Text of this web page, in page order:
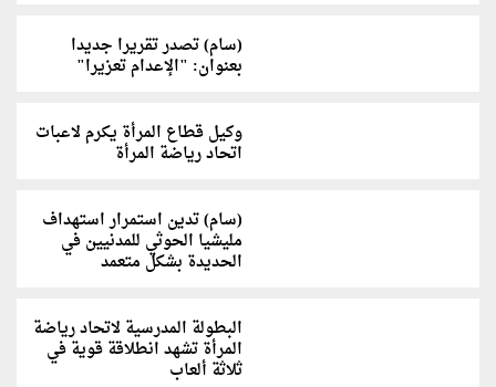
(سام) تصدر تقريرا جديدا
بعنوان: "الإعدام تعزيرا"
وكيل قطاع المرأة يكرم لاعبات
اتحاد رياضة المرأة
(سام) تدين استمرار استهداف
مليشيا الحوثي للمدنيين في
الحديدة بشكل متعمد
البطولة المدرسية لاتحاد رياضة
المرأة تشهد انطلاقة قوية في
ثلاثة ألعاب